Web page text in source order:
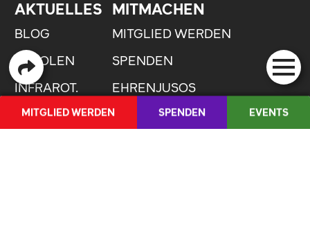
AKTUELLES
BLOG
PAROLEN
INFRAROT.
MITMACHEN
MITGLIED WERDEN
SPENDEN
EHRENJUSOS
RESSORTS
MITGLIED WERDEN SPENDEN EVENTS